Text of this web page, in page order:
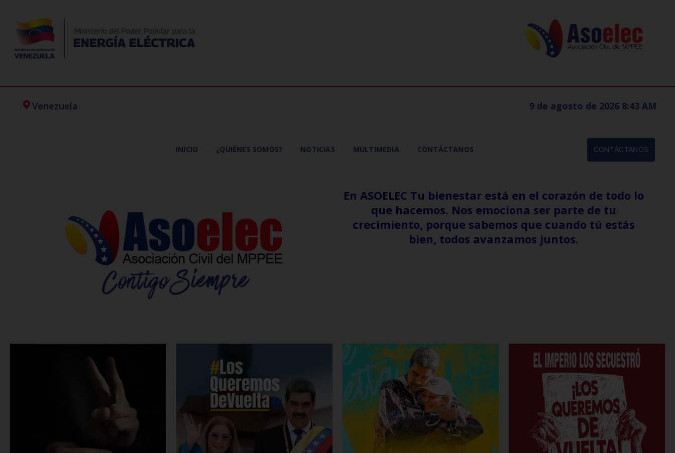
Venezuela 9 de agosto de 2026 8:43 AM
INICIO ¿QUIÉNES SOMOS? NOTICIAS MULTIMEDIA CONTÁCTANOS CONTÁCTANOS
En ASOELEC Tu bienestar está en el corazón de todo lo
que hacemos. Nos emociona ser parte de tu
crecimiento, porque sabemos que cuando tú estás
bien, todos avanzamos juntos.